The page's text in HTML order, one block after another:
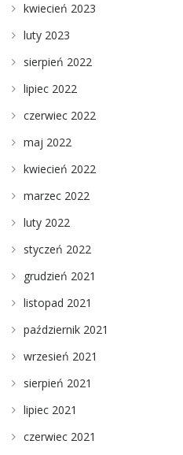
kwiecień 2023
luty 2023
sierpień 2022
lipiec 2022
czerwiec 2022
maj 2022
kwiecień 2022
marzec 2022
luty 2022
styczeń 2022
grudzień 2021
listopad 2021
październik 2021
wrzesień 2021
sierpień 2021
lipiec 2021
czerwiec 2021